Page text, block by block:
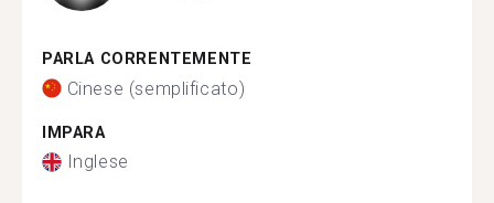
PARLA CORRENTEMENTE
Cinese (semplificato)
IMPARA
Inglese